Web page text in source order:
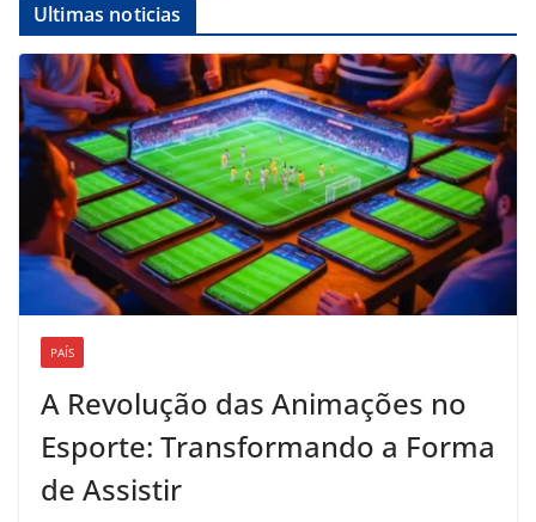
Ultimas noticias
PAÍS
A Revolução das Animações no
Esporte: Transformando a Forma
de Assistir